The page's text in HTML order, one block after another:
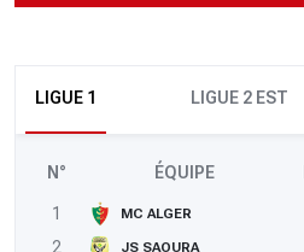
LIGUE 1 LIGUE 2 EST
N° ÉQUIPE
1 MC ALGER
2
JS SAOURA